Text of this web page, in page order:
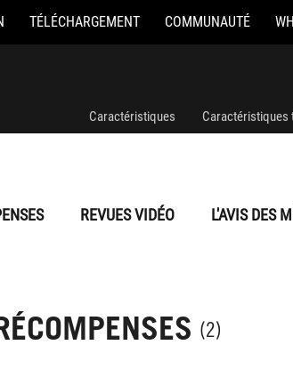
TÉLÉCHARGEMENT COMMUNAUTÉ
Caractéristiques Caractéristiques
REVUES VIDÉO L'AVIS DES
(2)